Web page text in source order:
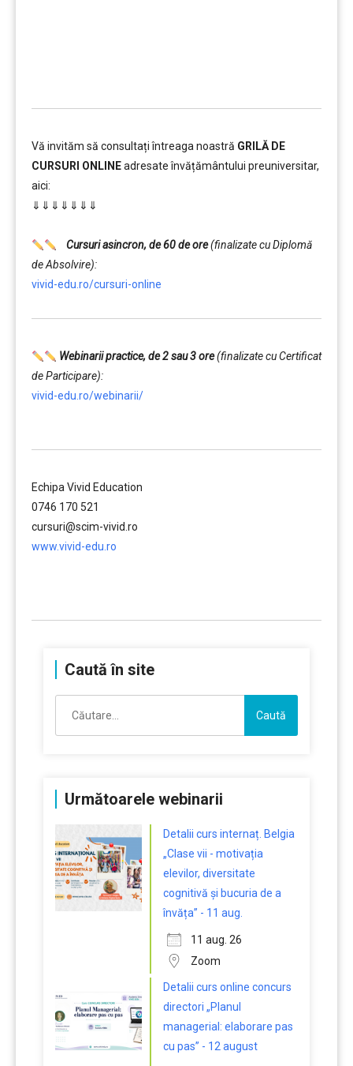
Vă invităm să consultați întreaga noastră GRILĂ DE
CURSURI ONLINEadresate învățământului preuniversitar,
aici:
⇓⇓⇓⇓⇓⇓⇓
Cursuri asincron, de 60 de ore(finalizate cu Diplomă
de Absolvire):
vivid-edu.ro/cursuri-online
Webinarii practice, de 2 sau 3 ore(finalizate cu Certificat
de Participare):
vivid-edu.ro/webinarii/
Echipa Vivid Education
0746 170 521
cursuri@scim-vivid.ro
www.vivid-edu.ro
Caută în site
după:
Următoarele webinarii
Detalii curs internaț. Belgia
„Clase vii - motivația
elevilor, diversitate
cognitivă și bucuria de a
învăța” - 11 aug.
11 aug. 26
Zoom
Detalii curs online concurs
directori „Planul
managerial: elaborare pas
cu pas” - 12 august